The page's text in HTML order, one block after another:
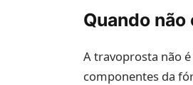
Quando
A travoprosta não
componentes da